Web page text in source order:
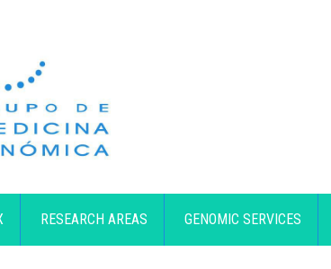
RESEARCH AREAS GENOMIC SERVICES